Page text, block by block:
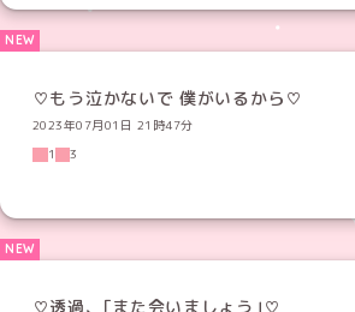
♡もう泣かないで 僕がいるから♡
2023年07月01日 21時47分
1
3
♡透過、｢また会いましょう｣♡